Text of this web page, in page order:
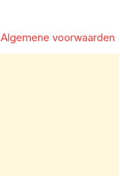
Algemene voorwaarden